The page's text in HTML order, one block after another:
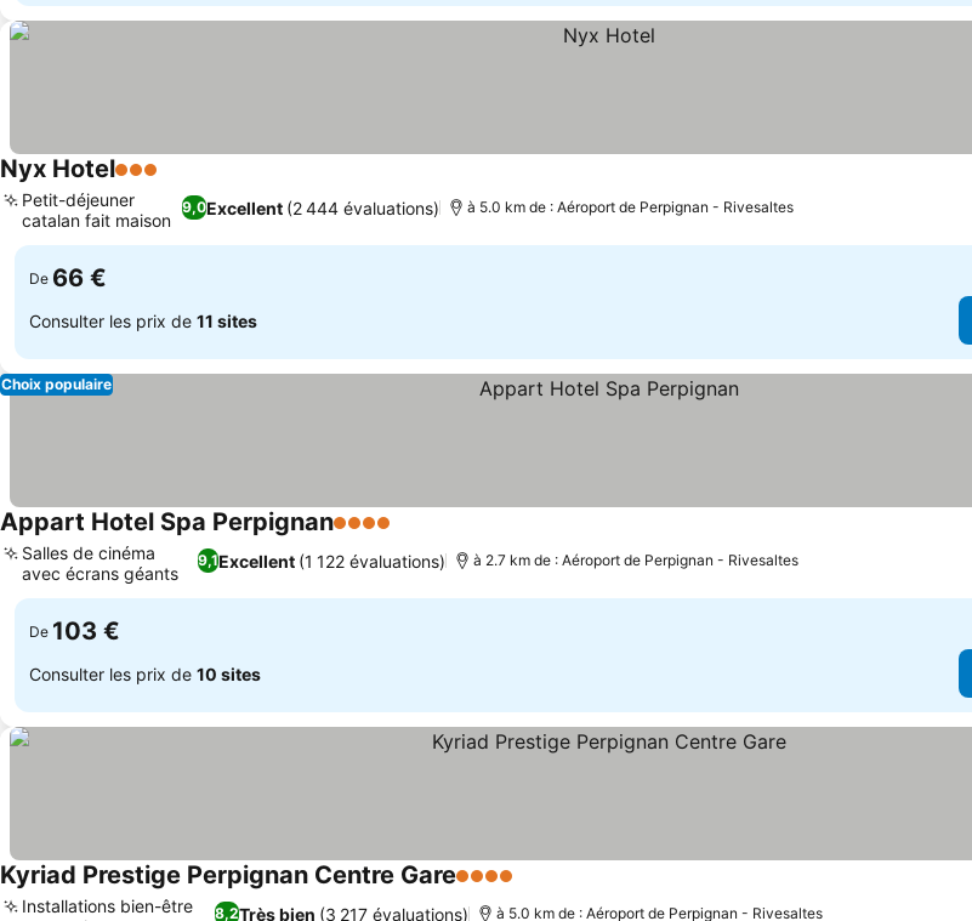
Nyx Hotel3 Étoiles
9,0Excellent (2 444 évaluations)
Petit-déjeuner
catalan fait maison
à 5.0 km de : Aéroport de Perpignan - Rivesaltes
De 66 €
Consulter les prix de 11 sites
Choix populaire
Appart Hotel Spa Perpignan4 Étoiles
9,1Excellent (1 122 évaluations)
Salles de cinéma
avec écrans géants
à 2.7 km de : Aéroport de Perpignan - Rivesaltes
De 103 €
Consulter les prix de 10 sites
Kyriad Prestige Perpignan Centre Gare4 Étoiles
8,2Très bien (3 217 évaluations)
Installations bien-être
à 5.0 km de : Aéroport de Perpignan - Rivesaltes